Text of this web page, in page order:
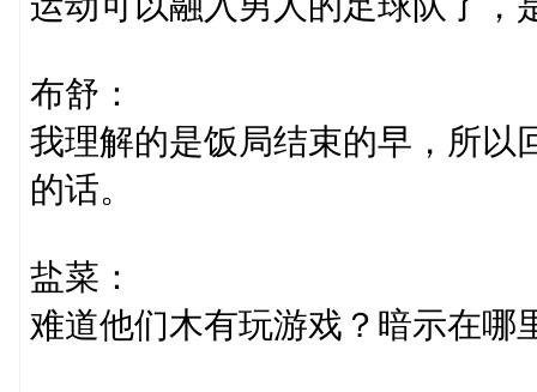
布舒：
我理解的是饭局结束的早，所以
的话。
盐菜：
难道他们木有玩游戏？暗示在哪